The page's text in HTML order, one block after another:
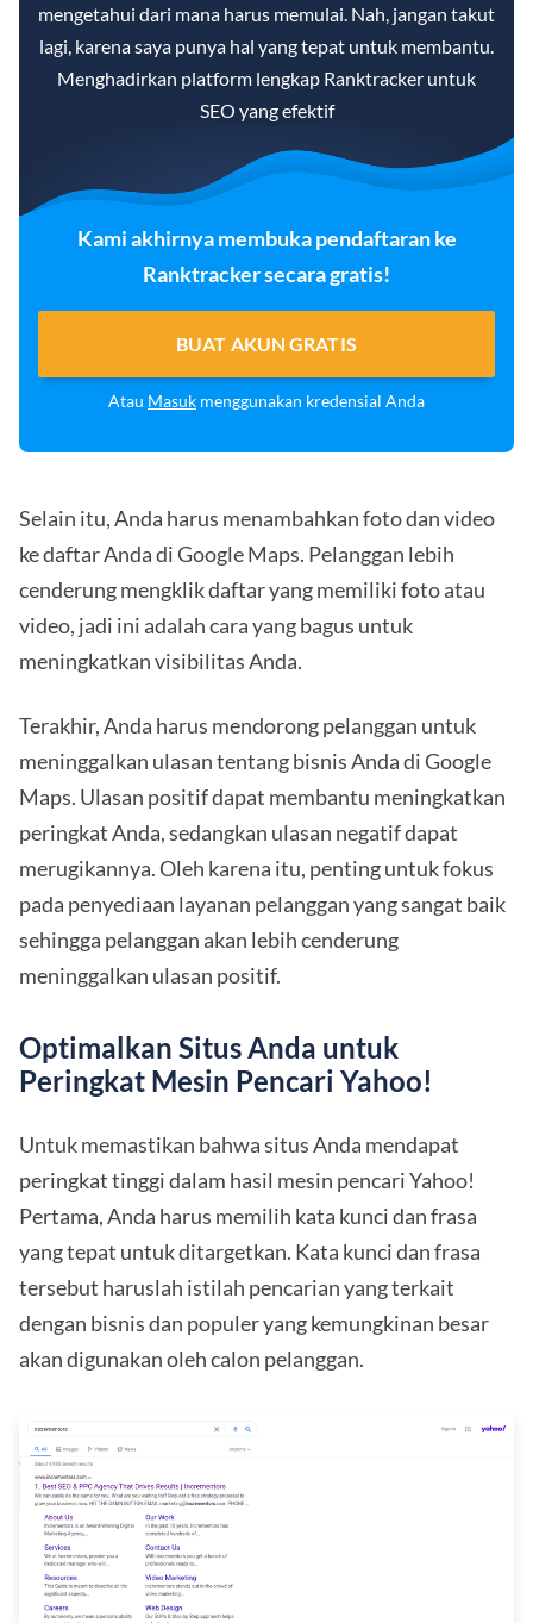
mengetahui dari mana harus memulai. Nah, jangan takut
lagi, karena saya punya hal yang tepat untuk membantu.
Menghadirkan platform lengkap Ranktracker untuk
SEO yang efektif
Kami akhirnya membuka pendaftaran ke
Ranktracker secara gratis!
BUAT AKUN GRATIS
Atau Masuk menggunakan kredensial Anda
Selain itu, Anda harus menambahkan foto dan video
ke daftar Anda di Google Maps. Pelanggan lebih
cenderung mengklik daftar yang memiliki foto atau
video, jadi ini adalah cara yang bagus untuk
meningkatkan visibilitas Anda.
Terakhir, Anda harus mendorong pelanggan untuk
meninggalkan ulasan tentang bisnis Anda di Google
Maps. Ulasan positif dapat membantu meningkatkan
peringkat Anda, sedangkan ulasan negatif dapat
merugikannya. Oleh karena itu, penting untuk fokus
pada penyediaan layanan pelanggan yang sangat baik
sehingga pelanggan akan lebih cenderung
meninggalkan ulasan positif.
Optimalkan Situs Anda untuk
Peringkat Mesin Pencari Yahoo!
Untuk memastikan bahwa situs Anda mendapat
peringkat tinggi dalam hasil mesin pencari Yahoo!
Pertama, Anda harus memilih kata kunci dan frasa
yang tepat untuk ditargetkan. Kata kunci dan frasa
tersebut haruslah istilah pencarian yang terkait
dengan bisnis dan populer yang kemungkinan besar
akan digunakan oleh calon pelanggan.